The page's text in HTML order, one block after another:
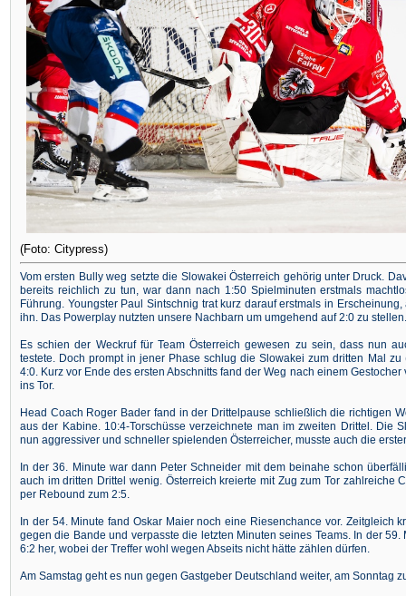
(Foto: Citypress)
Vom ersten Bully weg setzte die Slowakei Österreich gehörig unter Druck.
bereits reichlich zu tun, war dann nach 1:50 Spielminuten erstmals
Führung. Youngster Paul Sintschnig trat kurz darauf erstmals in
ihn. Das Powerplay nutzten unsere Nachbarn um umgehend auf 2:0 zu
Es schien der Weckruf für Team Österreich gewesen zu sein, dass nun
testete. Doch prompt in jener Phase schlug die Slowakei zum dritten Mal
4:0. Kurz vor Ende des ersten Abschnitts fand der Weg nach einem
ins Tor.
Head Coach Roger Bader fand in der Drittelpause schließlich die richtigen
aus der Kabine. 10:4-Torschüsse verzeichnete man im zweiten Drittel. Die
nun aggressiver und schneller spielenden Österreicher, musste auch die
In der 36. Minute war dann Peter Schneider mit dem beinahe schon
auch im dritten Drittel wenig. Österreich kreierte mit Zug zum Tor zahlreiche
per Rebound zum 2:5.
In der 54. Minute fand Oskar Maier noch eine Riesenchance vor. Zeitgleich
gegen die Bande und verpasste die letzten Minuten seines Teams. In der
6:2 her, wobei der Treffer wohl wegen Abseits nicht hätte zählen dürfen.
Am Samstag geht es nun gegen Gastgeber Deutschland weiter, am Sonntag